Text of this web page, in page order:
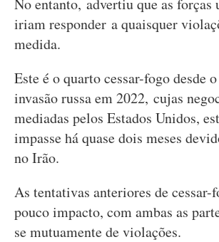
No entanto, advertiu que as forças
iriam responder a quaisquer
medida.
Este é o quarto cessar-fogo desde
invasão russa em 2022, cujas
mediadas pelos Estados Unidos,
impasse há quase dois meses
no Irão.
As tentativas anteriores de cessar-
pouco impacto, com ambas as
se mutuamente de violações.